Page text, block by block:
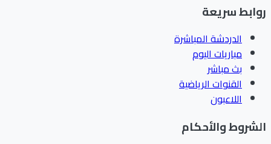
سريعة
الدردشة المباشرة
مباريات اليوم
بث مباشر
القنوات الرياضية
اللاعبون
والأحكام